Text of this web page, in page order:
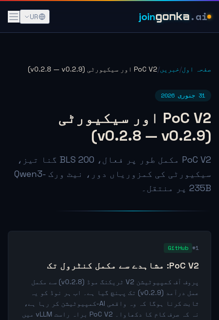
joingonka .ai
UR
صفحہ اول/خبریں/PoC V2 اور سیکیورٹی (v0.2.8 — v0.2.9)
31 جنوری 2026
PoC V2 اور سیکیورٹی
(v0.2.8 — v0.2.9)
PoC V2 مکمل طور پر فعال، BLS 200 گنا تیز،
سیکیورٹی کی کمزوریاں دور، نیٹ ورک Qwen3-
235B پر منتقل۔
#1
GitHub
PoC V2: مشاہدے سے مکمل کنٹرول تک
پروف آف کمپیوٹیشن V2 ٹریکنگ موڈ (v0.2.8) سے مکمل
عمل درآمد (v0.2.9) تک پہنچ گیا ہے۔ اب ہر نوڈ کو یہ
ثابت کرنا ہوگا کہ وہ واقعی AI-کمپیوٹیشن کر رہا ہے،
نہ کہ صرف کام کا دکھاوا۔ PoC V2 براہ راست vLLM میں